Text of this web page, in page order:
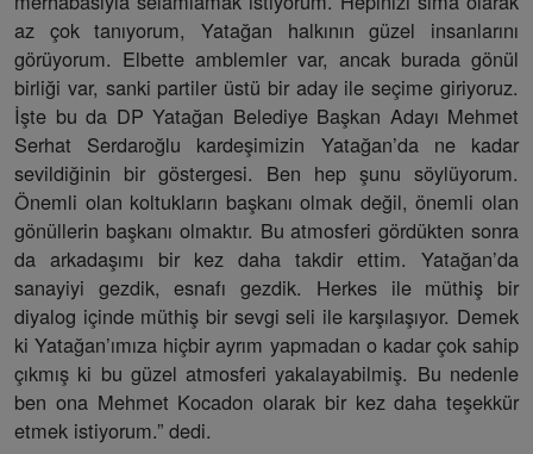
az çok tanıyorum, Yatağan halkının güzel insanlarını
görüyorum. Elbette amblemler var, ancak burada gönül
birliği var, sanki partiler üstü bir aday ile seçime giriyoruz.
İşte bu da DP Yatağan Belediye Başkan Adayı Mehmet
Serhat Serdaroğlu kardeşimizin Yatağan’da ne kadar
sevildiğinin bir göstergesi. Ben hep şunu söylüyorum.
Önemli olan koltukların başkanı olmak değil, önemli olan
gönüllerin başkanı olmaktır. Bu atmosferi gördükten sonra
da arkadaşımı bir kez daha takdir ettim. Yatağan’da
sanayiyi gezdik, esnafı gezdik. Herkes ile müthiş bir
diyalog içinde müthiş bir sevgi seli ile karşılaşıyor. Demek
ki Yatağan’ımıza hiçbir ayrım yapmadan o kadar çok sahip
çıkmış ki bu güzel atmosferi yakalayabilmiş. Bu nedenle
ben ona Mehmet Kocadon olarak bir kez daha teşekkür
etmek istiyorum.” dedi.